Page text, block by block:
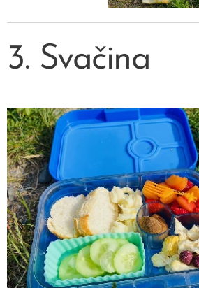
3. Svačina